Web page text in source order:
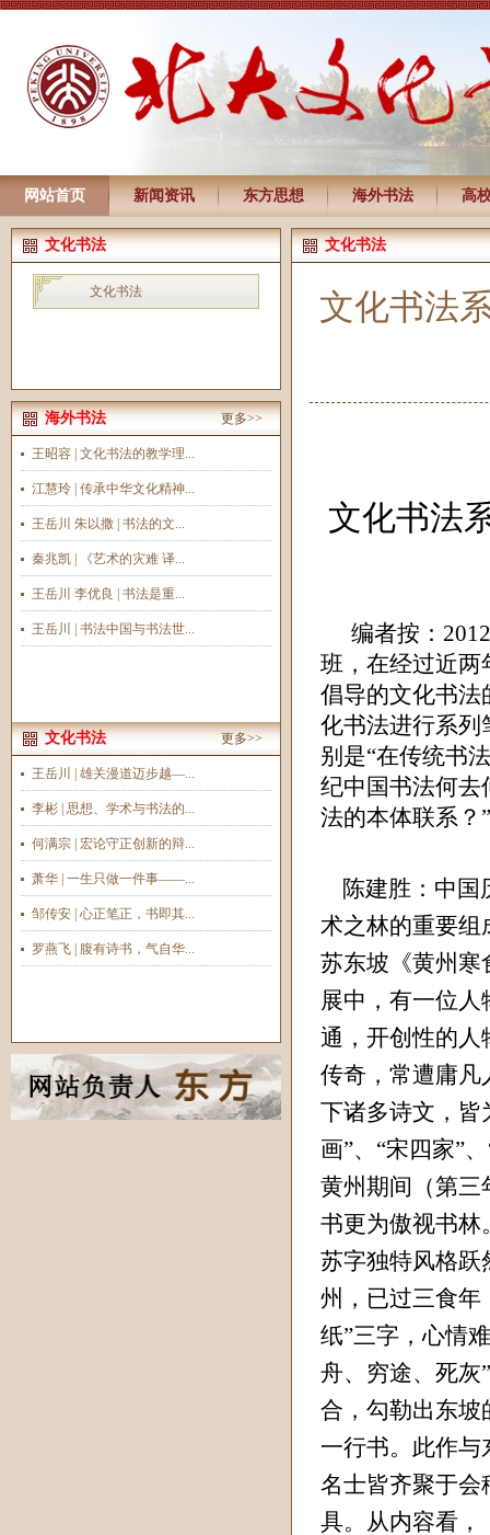
网站首页 新闻资讯 东方思想 海外书法 高
文化书法
文化书法
海外书法 更多>>
王昭容 | 文化书法的教学理...
江慧玲 | 传承中华文化精神...
王岳川 朱以撒 | 书法的文...
秦兆凯 | 《艺术的灾难 译...
王岳川 李优良 | 书法是重...
王岳川 | 书法中国与书法世...
文化书法 更多>>
王岳川 | 雄关漫道迈步越—...
李彬 | 思想、学术与书法的...
何满宗 | 宏论守正创新的辩...
萧华 | 一生只做一件事——...
邹传安 | 心正笔正，书即其...
罗燕飞 | 腹有诗书，气自华...
文化书法
文化书法
文化书法
编者按 ：
班，在经过近两
倡导的文化书法
化书法进行系列
别是“在传统书
纪中国书法何去
法的本体联系？
陈建胜 ：中
术之林的重要组
苏东坡《黄州寒
展中，有一位
通，开创性的人
传奇，常遭庸凡
下诸多诗文，皆
画”、“宋四家”
黄州期间（第三
书更为傲视书林
苏字独特风格跃
州，已过三食年
纸”三字，心情
舟、穷途、死灰
合，勾勒出东坡
一行书。此作与
名士皆齐聚于会
具。从内容看，